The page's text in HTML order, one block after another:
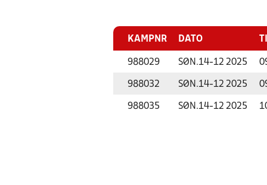
KAMPNR DATO
988029 SØN.14-12 2025
988032 SØN.14-12 2025
988035 SØN.14-12 2025